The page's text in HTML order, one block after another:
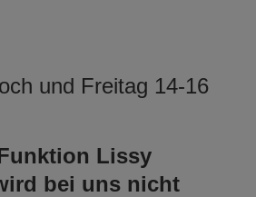
und Freitag 14-16
Lissy
bei uns nicht